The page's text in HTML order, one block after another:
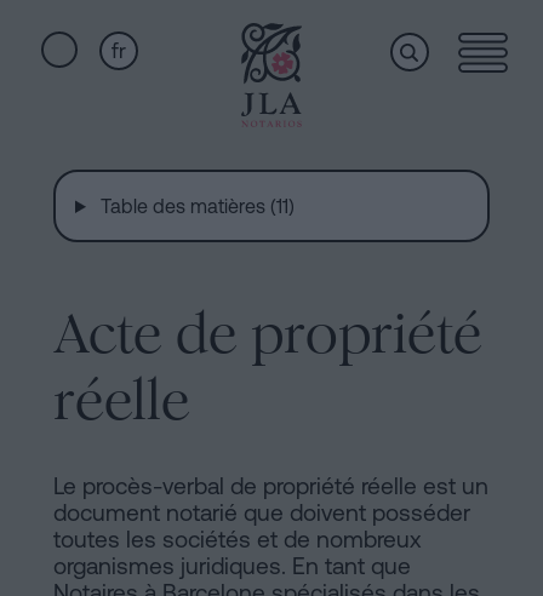
fr
Home
Services
Qui
sommes-
nous
Installations
rapides
Notaire
pour
Successions
Acte
de
Vente
Table des matières (11)
Acte de propriété
réelle
Le procès-verbal de propriété réelle est un
document notarié que doivent posséder
toutes les sociétés et de nombreux
organismes juridiques. En tant que